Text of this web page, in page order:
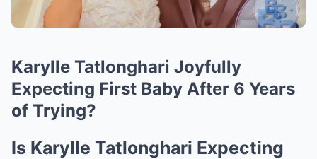
Karylle Tatlonghari Joyfully
Expecting First Baby After 6 Years
of Trying?
Is Karylle Tatlonghari Expecting